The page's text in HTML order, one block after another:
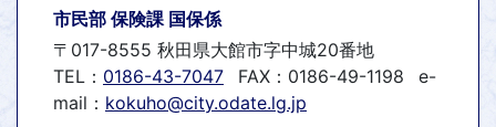
市民部 保険課 国保係
〒017-8555 秋田県大館市字中城20番地
TEL： 0186-43-7047 FAX：0186-49-1198
e-
mail： kokuho@city.odate.lg.jp